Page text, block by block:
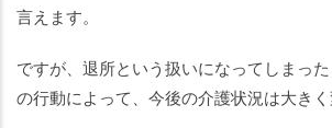
言えます。
ですが、退所という扱いになってしまっ
の行動によって、今後の介護状況は大きく